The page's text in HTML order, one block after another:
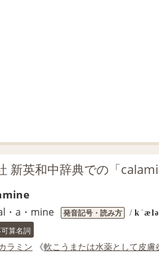
新英和中辞典での「
・a・mine 発音記号・読み方 /
算名詞
ラミン 《軟こう または水薬として皮膚